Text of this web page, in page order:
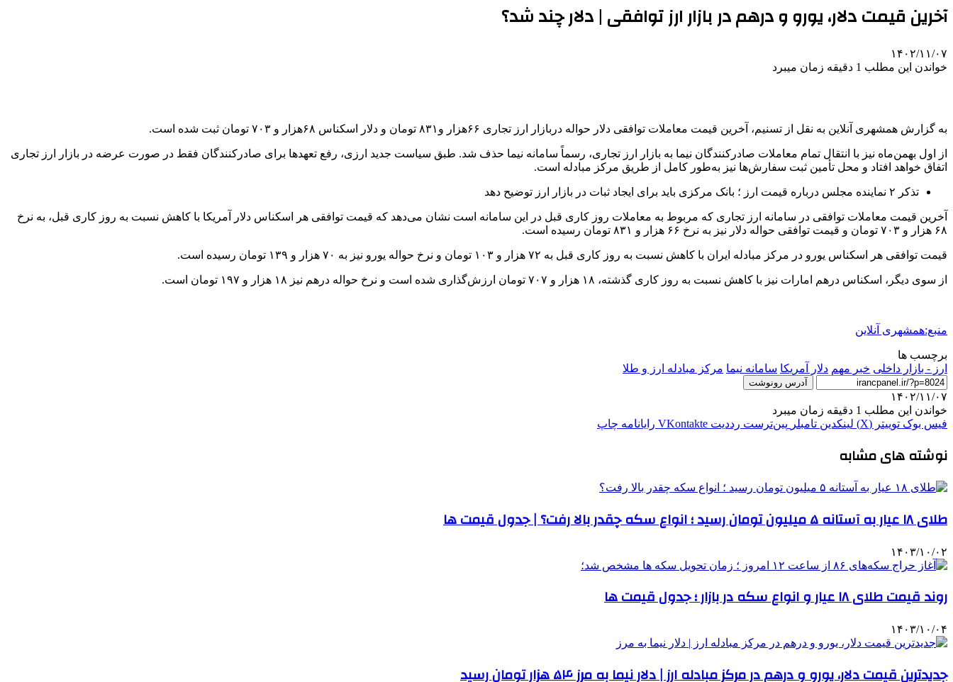
آخرین قیمت دلار، یورو و درهم در بازار ارز توافقی | دلار چند شد؟
۱۴۰۲/۱۱/۰۷
خواندن این مطلب 1 دقیقه زمان میبرد
به گزارش همشهری آنلاین به نقل از تسنیم، آخرین قیمت معاملات توافقی دلار حواله دربازار ارز تجاری ۶۶هزار و۸۳۱ تومان و دلار اسکناس ۶۸هزار و ۷۰۳ تومان ثبت شده است.
از اول بهمن‌ماه نیز با انتقال تمام معاملات صادرکنندگان نیما به بازار ارز تجاری، رسماً سامانه نیما حذف شد. طبق سیاست جدید ارزی، رفع تعهدها برای صادرکنندگان فقط در صورت عرضه در بازار ارز تجاری
اتفاق خواهد افتاد و محل تأمین ثبت سفارش‌ها نیز به‌طور کامل از طریق مرکز مبادله است.
تذکر ۲ نماینده مجلس درباره قیمت ارز ؛ بانک مرکزی باید برای ایجاد ثبات در بازار ارز توضیح دهد
آخرین قیمت معاملات توافقی در سامانه ارز تجاری که مربوط به معاملات روز کاری قبل در این سامانه است نشان می‌دهد که قیمت توافقی هر اسکناس دلار آمریکا با کاهش نسبت به روز کاری قبل، به نرخ
۶۸ هزار و ۷۰۳ تومان و قیمت توافقی حواله دلار نیز به نرخ ۶۶ هزار و ۸۳۱ تومان رسیده است.
قیمت توافقی هر اسکناس یورو در مرکز مبادله ایران با کاهش نسبت به روز کاری قبل به ۷۲ هزار و ۱۰۳ تومان و نرخ حواله یورو نیز به ۷۰ هزار و ۱۳۹ تومان رسیده است.
از سوی دیگر، اسکناس درهم امارات نیز با کاهش نسبت به روز کاری گذشته، ۱۸ هزار و ۷۰۷ تومان ارزش‌گذاری شده است و نرخ حواله درهم نیز ۱۸ هزار و ۱۹۷ تومان است.
منبع:همشهری آنلاین
برچسب ها
ارز - بازار داخلی خبر مهم دلار آمريكا سامانه نیما مرکز مبادله ارز و طلا
آدرس رونوشت
۱۴۰۲/۱۱/۰۷
خواندن این مطلب 1 دقیقه زمان میبرد
فیس بوک توییتر (X) لینکدین ‫تامبلر ‫پین‌ترست ‫رددیت ‫VKontakte رایانامه چاپ
نوشته های مشابه
طلای ۱۸ عیار به آستانه ۵ میلیون تومان رسید ؛ انواع سکه چقدر بالا رفت؟ | جدول قیمت ها
۱۴۰۳/۱۰/۰۲
روند قیمت طلای ۱۸ عیار و انواع سکه در بازار ؛ جدول قیمت ها
۱۴۰۳/۱۰/۰۴
جدیدترین قیمت دلار، یورو و درهم در مرکز مبادله ارز | دلار نیما به مرز ۵۴ هزار تومان رسید